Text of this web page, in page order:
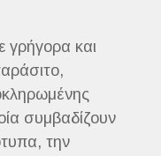
γρήγορα και
συμβαδίζουν
την